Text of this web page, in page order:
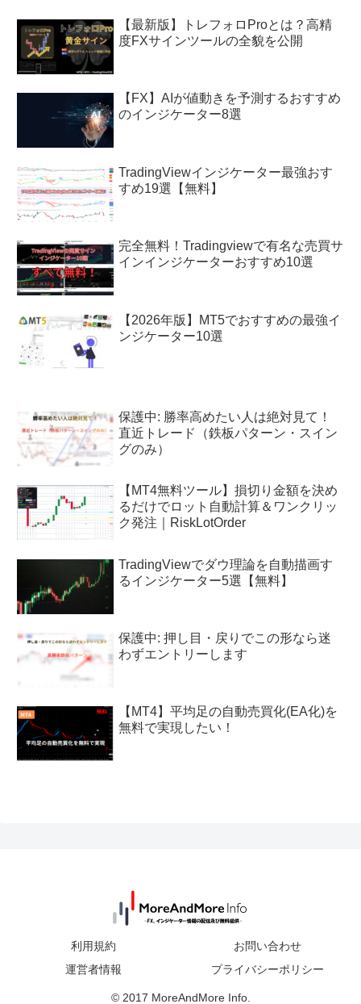
【最新版】トレフォロProとは？高精
度FXサインツールの全貌を公開
【FX】AIが値動きを予測するおすすめ
のインジケーター8選
TradingViewインジケーター最強おす
すめ19選【無料】
完全無料！Tradingviewで有名な売買サ
インインジケーターおすすめ10選
【2026年版】MT5でおすすめの最強イ
ンジケーター10選
保護中: 勝率高めたい人は絶対見て！
直近トレード（鉄板パターン・スイン
グのみ）
【MT4無料ツール】損切り金額を決め
るだけでロット自動計算＆ワンクリッ
ク発注｜RiskLotOrder
TradingViewでダウ理論を自動描画す
るインジケーター5選【無料】
保護中: 押し目・戻りでこの形なら迷
わずエントリーします
【MT4】平均足の自動売買化(EA化)を
無料で実現したい！
利用規約
お問い合わせ
運営者情報
プライバシーポリシー
© 2017 MoreAndMore Info.